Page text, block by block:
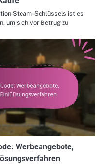
Steam-Schlüssels ist es
um sich vor Betrug zu
Werbeangebote,